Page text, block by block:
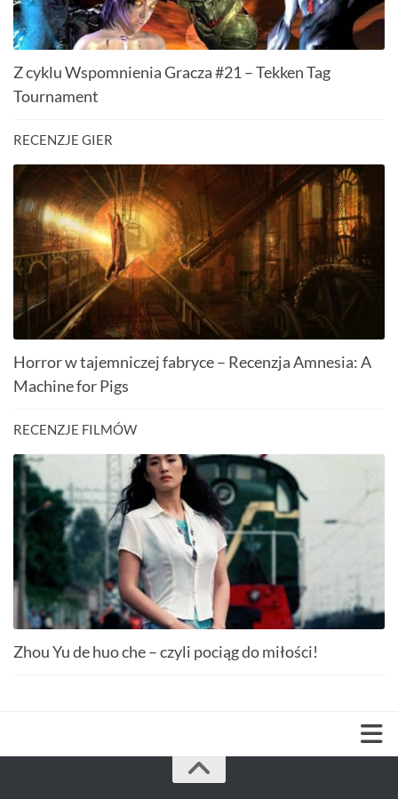
Z cyklu Wspomnienia Gracza #21 – Tekken Tag
Tournament
RECENZJE GIER
Horror w tajemniczej fabryce – Recenzja Amnesia: A
Machine for Pigs
RECENZJE FILMÓW
Zhou Yu de huo che – czyli pociąg do miłości!